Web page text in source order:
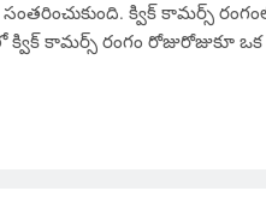
క్విక్ కామర్స్
కామర్స్ రంగం రోజురోజుకూ